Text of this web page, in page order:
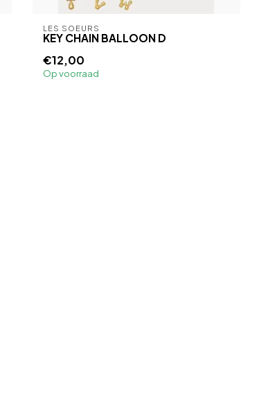
LES SOEURS
KEY CHAIN BALLOON D
€12,00
Op voorraad